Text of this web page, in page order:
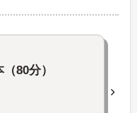
80分）